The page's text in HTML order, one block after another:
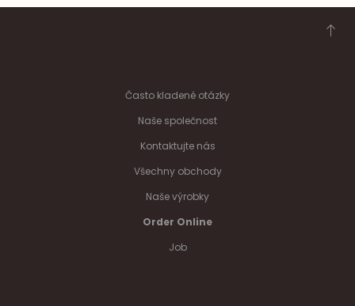
Často kladené otázky
Naše společnost
Kontaktujte nás
Všechny obchody
Naše výrobky
Order Online
Job